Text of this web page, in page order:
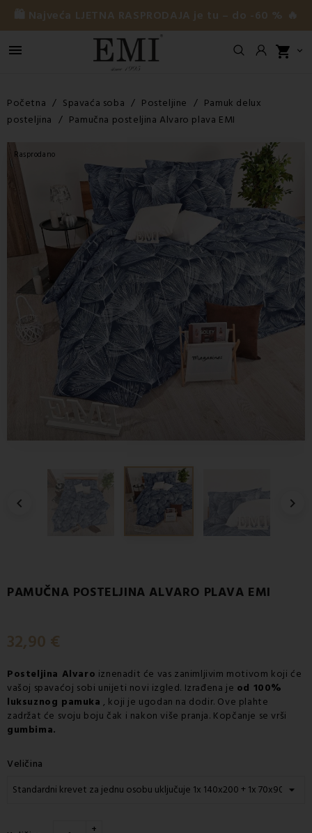
🛍️ Najveća LJETNA RASPRODAJA je tu – do -60 % 🔥
 shopping_cart 
Početna Spavaća soba Posteljine
Pamuk delux
posteljina
Pamučna posteljina Alvaro plava EMI
Rasprodano
 
PAMUČNA POSTELJINA ALVARO PLAVA EMI
32,90 €
Posteljina Alvaro iznenadit će vas zanimljivim motivom koji će
vašoj spavaćoj sobi unijeti novi izgled. Izrađena je od 100%
luksuznog pamuka , koji je ugodan na dodir. Ove plahte
zadržat će svoju boju čak i nakon više pranja. Kopčanje se vrši
gumbima.
Veličina
+